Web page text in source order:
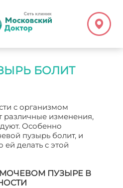
БОЛИТ
с организмом
изменения,
Особенно
пузырь болит, и
ей делать с этой
ПУЗЫРЕ В